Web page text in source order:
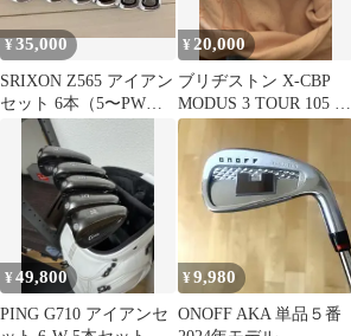
¥35,000
SRIXON Z565 アイアン
セット 6本（5〜PW）D
ゴールド105 S
¥ 20,000
ブリヂストン X-CBP
MODUS 3 TOUR 105 S
フレックス
¥49,800
PING G710 アイアンセ
¥9,980
ONOFF AKA 単品５番